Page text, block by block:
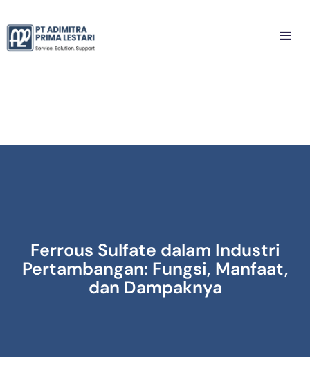
Ferrous Sulfate dalam Industri
Pertambangan: Fungsi, Manfaat,
dan Dampaknya